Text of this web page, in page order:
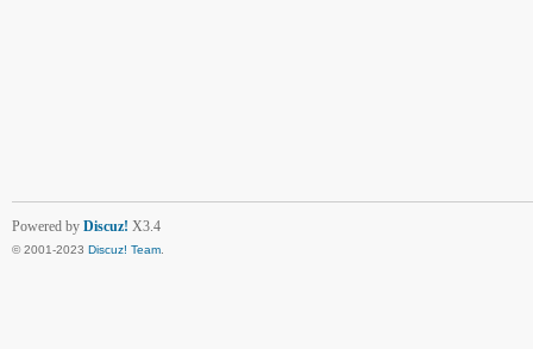
Powered by Discuz! X3.4
© 2001-2023 Discuz! Team